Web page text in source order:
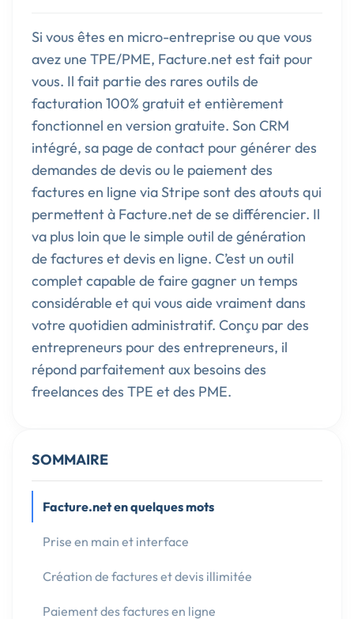
Si vous êtes en micro-entreprise ou que vous
avez une TPE/PME, Facture.net est fait pour
vous. Il fait partie des rares outils de
facturation 100% gratuit et entièrement
fonctionnel en version gratuite. Son CRM
intégré, sa page de contact pour générer des
demandes de devis ou le paiement des
factures en ligne via Stripe sont des atouts qui
permettent à Facture.net de se différencier. Il
va plus loin que le simple outil de génération
de factures et devis en ligne. C’est un outil
complet capable de faire gagner un temps
considérable et qui vous aide vraiment dans
votre quotidien administratif. Conçu par des
entrepreneurs pour des entrepreneurs, il
répond parfaitement aux besoins des
freelances des TPE et des PME.
SOMMAIRE
Facture.net en quelques mots
Prise en main et interface
Création de factures et devis illimitée
Paiement des factures en ligne